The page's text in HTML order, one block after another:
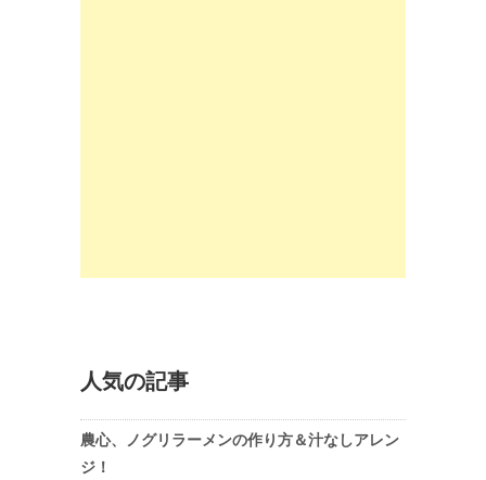
人気の記事
農心、ノグリラーメンの作り方＆汁なしアレン
ジ！